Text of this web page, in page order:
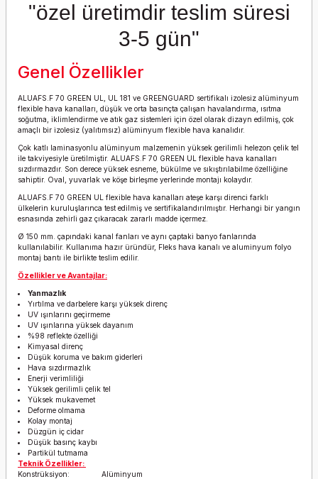
"özel üretimdir teslim süresi
3-5 gün"
Genel Özellikler
ALUAFS.F 70 GREEN UL, UL 181 ve GREENGUARD sertifikalı izolesiz alüminyum
flexible hava kanalları, düşük ve orta basınçta çalışan havalandırma, ısıtma
soğutma, iklimlendirme ve atık gaz sistemleri için özel olarak dizayn edilmiş, çok
amaçlı bir izolesiz (yalıtımsız) alüminyum flexible hava kanalıdır.
Çok katlı laminasyonlu alüminyum malzemenin yüksek gerilimli helezon çelik tel
ile takviyesiyle üretilmiştir. ALUAFS.F 70 GREEN UL flexible hava kanalları
sızdırmazdır. Son derece yüksek esneme, bükülme ve sıkıştırılabilme özelliğine
sahiptir. Oval, yuvarlak ve köşe birleşme yerlerinde montajı kolaydır.
ALUAFS.F 70 GREEN UL flexible hava kanalları ateşe karşı direnci farklı
ülkelerin kuruluşlarınca test edilmiş ve sertifikalandırılmıştır. Herhangi bir yangın
esnasında zehirli gaz çıkaracak zararlı madde içermez.
Ø 150 mm. çapındaki kanal fanları ve aynı çaptaki banyo fanlarında
kullanılabilir. Kullanıma hazır üründür, Fleks hava kanalı ve aluminyum folyo
montaj bantı ile birlikte teslim edilir.
Özellikler ve Avantajlar:
Yanmazlık
Yırtılma ve darbelere karşı yüksek direnç
UV ışınlarını geçirmeme
UV ışınlarına yüksek dayanım
%98 reflekte özelliği
Kimyasal direnç
Düşük koruma ve bakım giderleri
Hava sızdırmazlık
Enerji verimliliği
Yüksek gerilimli çelik tel
Yüksek mukavemet
Deforme olmama
Kolay montaj
Düzgün iç cidar
Düşük basınç kaybı
Partikül tutmama
Teknik Özellikler:
Konstrüksiyon: Alüminyum